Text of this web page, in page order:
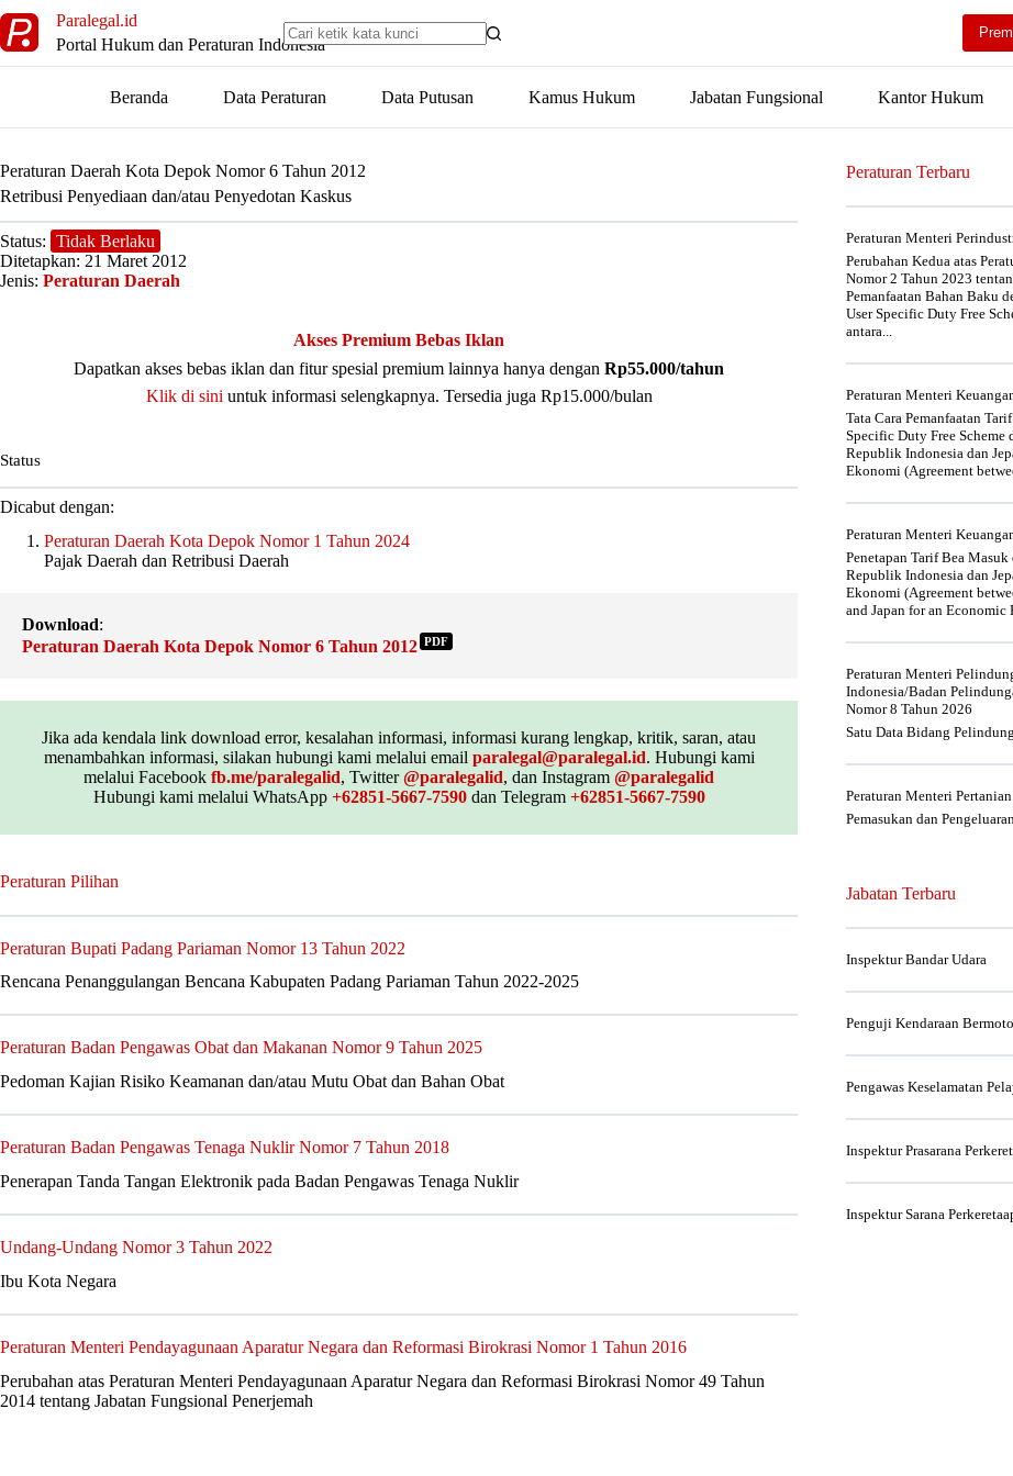
to
content
Paralegal.id
Portal Hukum dan Peraturan Indonesia
Beranda Data Peraturan Data Putusan Kamus Hukum Jabatan Fungsional Kantor Hukum
Peraturan Daerah Kota Depok Nomor 6 Tahun 2012
Retribusi Penyediaan dan/atau Penyedotan Kaskus
Status: Tidak Berlaku
Ditetapkan: 21 Maret 2012
Jenis: Peraturan Daerah
Akses Premium Bebas Iklan
Dapatkan akses bebas iklan dan fitur spesial premium lainnya hanya dengan Rp55.000/tahun
Klik di sini untuk informasi selengkapnya. Tersedia juga Rp15.000/bulan
Status
Dicabut dengan:
Peraturan Daerah Kota Depok Nomor 1 Tahun 2024
Pajak Daerah dan Retribusi Daerah
Download:
Peraturan Daerah Kota Depok Nomor 6 Tahun 2012 PDF
Jika ada kendala link download error, kesalahan informasi, informasi kurang lengkap, kritik, saran, atau
menambahkan informasi, silakan hubungi kami melalui email paralegal@paralegal.id. Hubungi kami
melalui Facebook fb.me/paralegalid, Twitter@paralegalid, dan Instagram @paralegalid
Hubungi kami melalui WhatsApp +62851-5667-7590dan Telegram +62851-5667-7590
Peraturan Pilihan
Peraturan Bupati Padang Pariaman Nomor 13 Tahun 2022
Rencana Penanggulangan Bencana Kabupaten Padang Pariaman Tahun 2022-2025
Peraturan Badan Pengawas Obat dan Makanan Nomor 9 Tahun 2025
Pedoman Kajian Risiko Keamanan dan/atau Mutu Obat dan Bahan Obat
Peraturan Badan Pengawas Tenaga Nuklir Nomor 7 Tahun 2018
Penerapan Tanda Tangan Elektronik pada Badan Pengawas Tenaga Nuklir
Undang-Undang Nomor 3 Tahun 2022
Ibu Kota Negara
Peraturan Menteri Pendayagunaan Aparatur Negara dan Reformasi Birokrasi Nomor 1 Tahun 2016
Perubahan atas Peraturan Menteri Pendayagunaan Aparatur Negara dan Reformasi Birokrasi Nomor 49 Tahun
2014 tentang Jabatan Fungsional Penerjemah
Peraturan Terbaru
Peraturan Menteri
Perubahan Kedua atas
Nomor 2 Tahun 2023
Pemanfaatan Bahan Baku
User Specific Duty Free
antara...
Peraturan Menteri
Tata Cara Pemanfaatan
Specific Duty Free Scheme
Republik Indonesia dan
Ekonomi (Agreement
Peraturan Menteri
Penetapan Tarif Bea
Republik Indonesia dan
Ekonomi (Agreement
and Japan for an Economic
Peraturan Menteri
Indonesia/Badan
Nomor 8 Tahun 2026
Satu Data Bidang
Peraturan Menteri
Pemasukan dan
Jabatan Terbaru
Inspektur Bandar Udara
Penguji Kendaraan
Pengawas Keselamatan
Inspektur Prasarana
Inspektur Sarana